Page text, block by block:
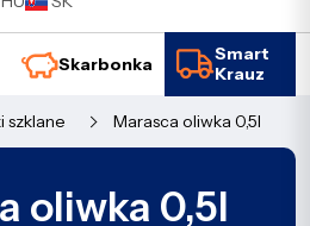
Skarbonka
Smart
Krauz
szklane Marasca oliwka 0,5l
oliwka 0,5l